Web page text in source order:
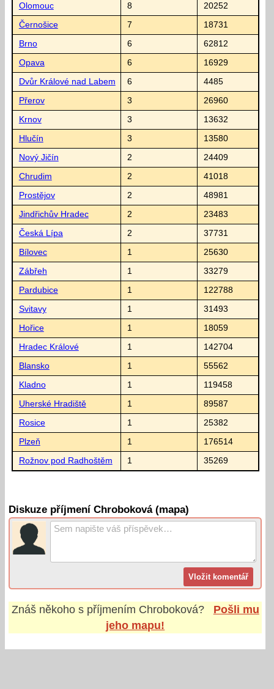
Olomouc 8 20252
Černošice 7 18731
Brno 6 62812
Opava 6 16929
Dvůr Králové nad Labem 6 4485
Přerov 3 26960
Krnov 3 13632
Hlučín 3 13580
Nový Jičín 2 24409
Chrudim 2 41018
Prostějov 2 48981
Jindřichův Hradec 2 23483
Česká Lípa 2 37731
Bílovec 1 25630
Zábřeh 1 33279
Pardubice 1 122788
Svitavy 1 31493
Hořice 1 18059
Hradec Králové 1 142704
Blansko 1 55562
Kladno 1 119458
Uherské Hradiště 1 89587
Rosice 1 25382
Plzeň 1 176514
Rožnov pod Radhoštěm 1 35269
Diskuze příjmení Chroboková (mapa)
Znáš někoho s příjmením Chroboková?
Pošli mu
jeho mapu!